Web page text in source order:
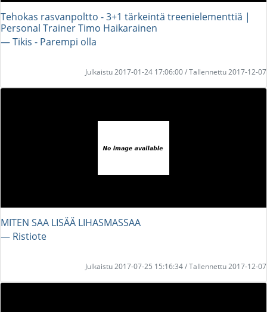
Tehokas rasvanpoltto - 3+1 tärkeintä treenielementtiä |
Personal Trainer Timo Haikarainen
― Tikis - Parempi olla
Julkaistu 2017-01-24 17:06:00 / Tallennettu 2017-12-07
MITEN SAA LISÄÄ LIHASMASSAA
― Ristiote
Julkaistu 2017-07-25 15:16:34 / Tallennettu 2017-12-07